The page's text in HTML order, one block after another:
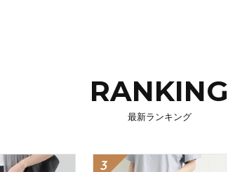
RANKING
最新ランキング